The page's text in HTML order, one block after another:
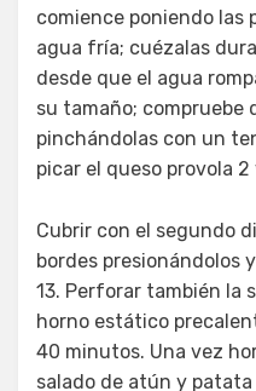
comience poniendo las
agua fría; cuézalas
desde que el agua
su tamaño; compruebe
pinchándolas con un
picar el queso provola 2
Cubrir con el segundo
bordes presionándolos
13. Perforar también la
horno estático
40 minutos. Una vez
salado de atún y